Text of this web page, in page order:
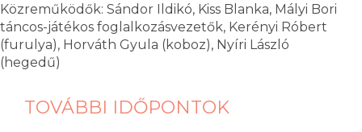
Közreműködők: Sándor Ildikó, Kiss Blanka, Mályi Bori
táncos-játékos foglalkozásvezetők, Kerényi Róbert
(furulya), Horváth Gyula (koboz), Nyíri László
(hegedű)
TOVÁBBI IDŐPONTOK